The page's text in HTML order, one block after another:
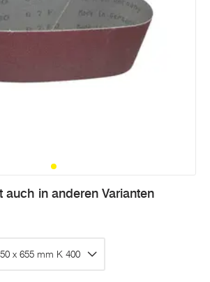
auch in anderen Varianten
x 655 mm K 400